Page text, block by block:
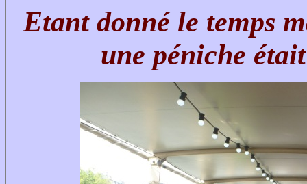
Etant donné le temps
une péniche